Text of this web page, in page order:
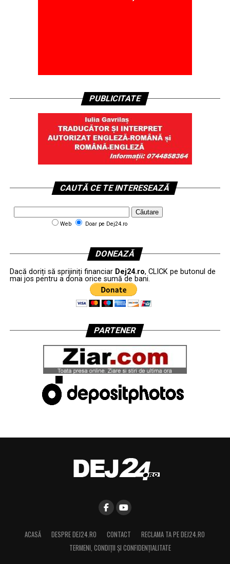
PUBLICITATE
CAUTĂ CE TE INTERESEAZĂ
Web Doar pe Dej24.ro
DONEAZĂ
Dacă doriți să sprijiniți financiar Dej24.ro, CLICK pe butonul de
mai jos pentru a dona orice sumă de bani.
PARTENER
ACASĂ DESPRE DEJ24.RO CONTACT
RECLAMA TA PE DEJ24.RO
TERMENI, CONDIŢII ȘI CONFIDENȚIALITATE